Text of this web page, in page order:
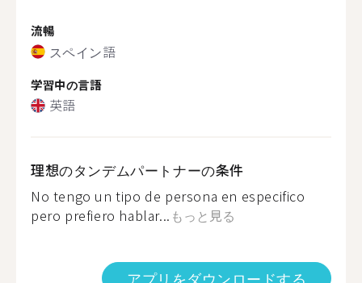
流暢
スペイン語
学習中の言語
英語
理想のタンデムパートナーの条件
No tengo un tipo de persona en especifico
pero prefiero hablar... もっと見る
アプリをダウンロードする